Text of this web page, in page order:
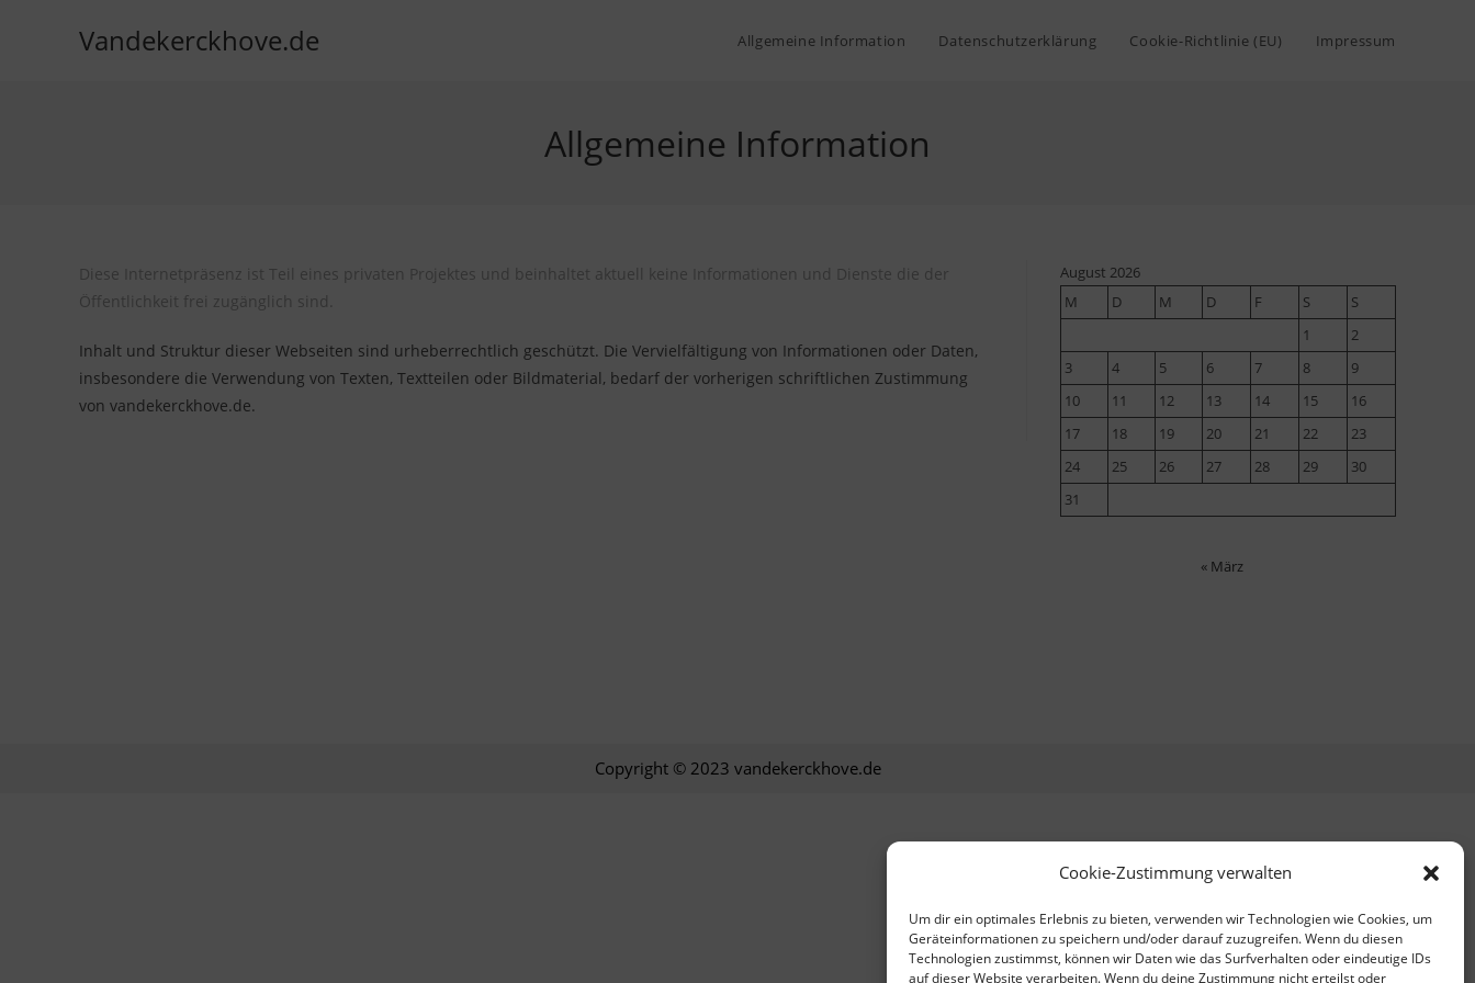
Cookie-Zustimmung verwalten
Um dir ein optimales Erlebnis zu bieten, verwenden wir Technologien wie Cookies, um
Geräteinformationen zu speichern und/oder darauf zuzugreifen. Wenn du diesen
Technologien zustimmst, können wir Daten wie das Surfverhalten oder eindeutige IDs
auf dieser Website verarbeiten. Wenn du deine Zustimmung nicht erteilst oder
Vandekerckhove.de Allgemeine Information Datenschutzerklärung Cookie-Richtlinie (EU) Impressum
Allgemeine Information
Diese Internetpräsenz ist Teil eines privaten Projektes und beinhaltet aktuell keine Informationen und Dienste die der
Öffentlichkeit frei zugänglich sind.
Inhalt und Struktur dieser Webseiten sind urheberrechtlich geschützt. Die Vervielfältigung von Informationen oder Daten,
insbesondere die Verwendung von Texten, Textteilen oder Bildmaterial, bedarf der vorherigen schriftlichen Zustimmung
von vandekerckhove.de.
August 2026
M
D M D F S
S
1
2
3
4 5 6 7 8
9
10
11 12 13 14 15
16
17
18 19 20 21 22
23
24
25 26 27 28 29
30
31
« März
Copyright © 2023 vandekerckhove.de